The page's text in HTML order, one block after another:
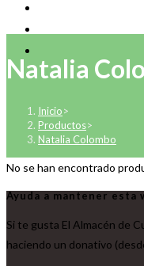
Natalia
Inicio>
Productos>
Natalia Colombo
No se han encontrado
Ayuda a mantener esta
Si te gusta El Almacén de
haciendo un donativo